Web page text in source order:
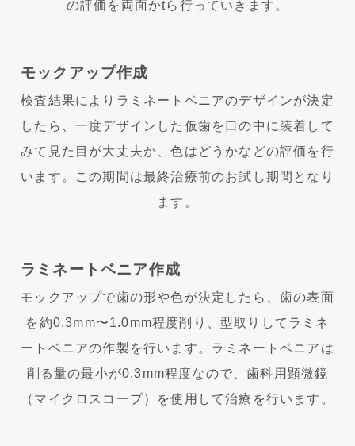
の評価を両面かtら行っていきます。
モックアップ作成
検査結果によりラミネートベニアのデザインが決定
したら、一度デザインした仮歯を口の中に装着して
みて見た目が大丈夫か、色はどうかなどの評価を行
います。この期間は最終治療前のお試し期間となり
ます。
ラミネートベニア作成
モックアップで歯の形や色が決定したら、歯の表面
を約0.3mm〜1.0mm程度削り、型取りしてラミネ
ートベニアの作製を行います。ラミネートベニアは
削る量の最小が0.3mm程度なので、歯科用顕微鏡
（マイクロスコープ）を使用して治療を行います。